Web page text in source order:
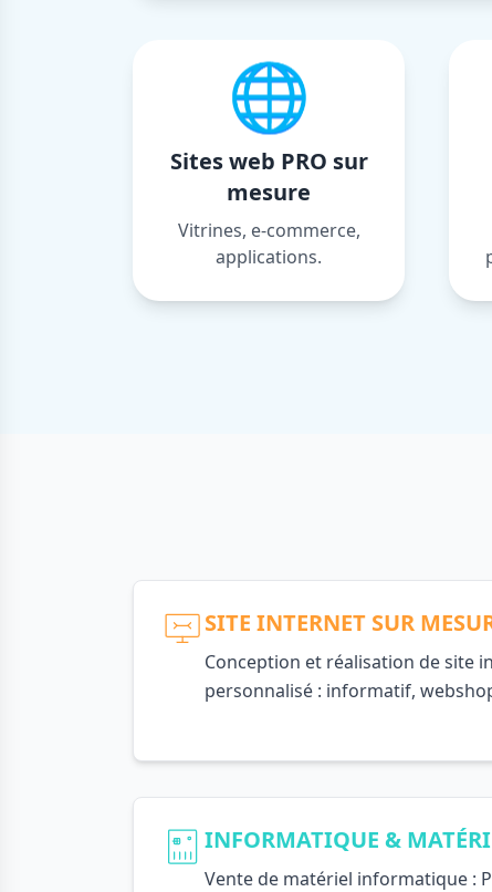
🌐
Sites web PRO sur
mesure
Vitrines, e-commerce,
applications.
SITE INTERNET SUR
Conception et réalisation de site
personnalisé : informatif,
INFORMATIQUE &
Vente de matériel informatique :